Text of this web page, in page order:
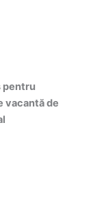
pentru
vacantă de